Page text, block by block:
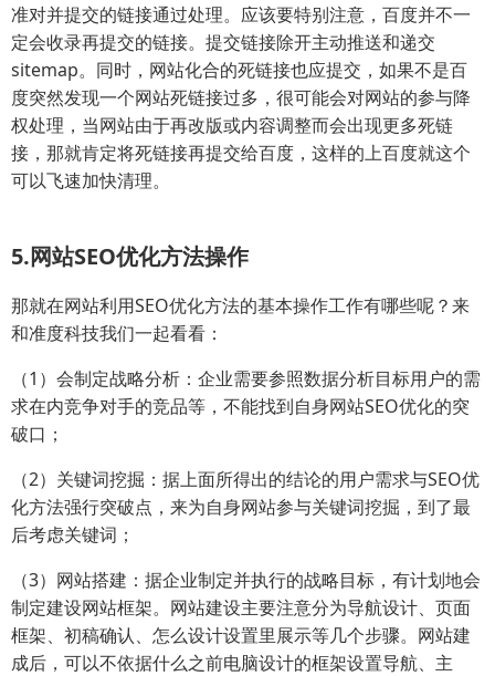
准对并提交的链接通过处理。应该要特别注意，百度并不一
定会收录再提交的链接。提交链接除开主动推送和递交
sitemap。同时，网站化合的死链接也应提交，如果不是百
度突然发现一个网站死链接过多，很可能会对网站的参与降
权处理，当网站由于再改版或内容调整而会出现更多死链
接，那就肯定将死链接再提交给百度，这样的上百度就这个
可以飞速加快清理。
5.网站SEO优化方法操作
那就在网站利用SEO优化方法的基本操作工作有哪些呢？来
和准度科技我们一起看看：
（1）会制定战略分析：企业需要参照数据分析目标用户的需
求在内竞争对手的竞品等，不能找到自身网站SEO优化的突
破口；
（2）关键词挖掘：据上面所得出的结论的用户需求与SEO优
化方法强行突破点，来为自身网站参与关键词挖掘，到了最
后考虑关键词；
（3）网站搭建：据企业制定并执行的战略目标，有计划地会
制定建设网站框架。网站建设主要注意分为导航设计、页面
框架、初稿确认、怎么设计设置里展示等几个步骤。网站建
成后，可以不依据什么之前电脑设计的框架设置导航、主